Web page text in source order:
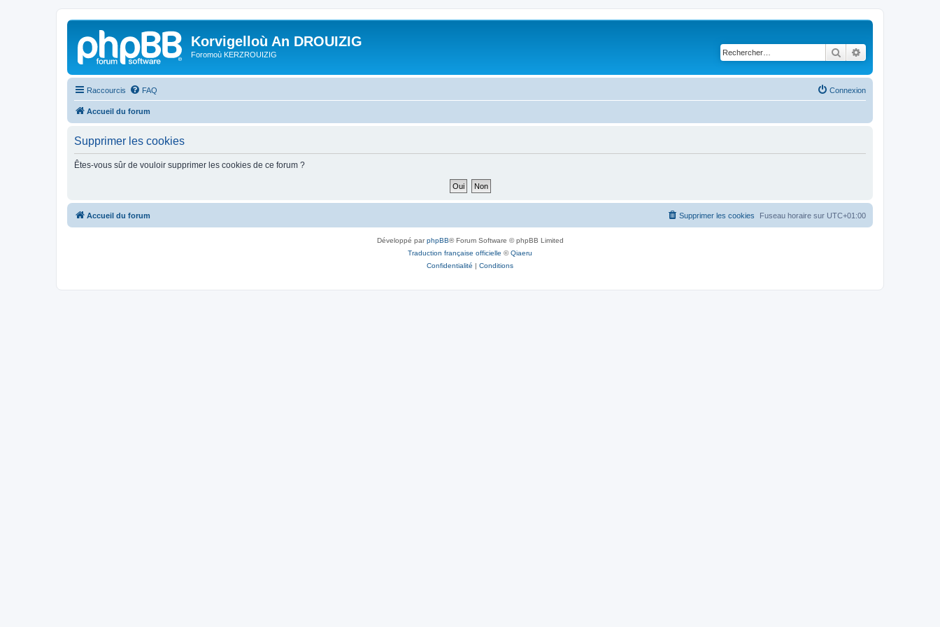
Korvigelloù An DROUIZIG
Foromoù KERZROUIZIG Rechercher
Raccourcis FAQ Connexion
Accueil du forum
Supprimer les cookies
Êtes-vous sûr de vouloir supprimer les cookies de ce forum ?
Accueil du forum Fuseau horaire sur UTC+01:00
Supprimer les cookies
Développé parphpBB® Forum Software © phpBB Limited
Traduction française officielle ©Qiaeru
Confidentialité | Conditions